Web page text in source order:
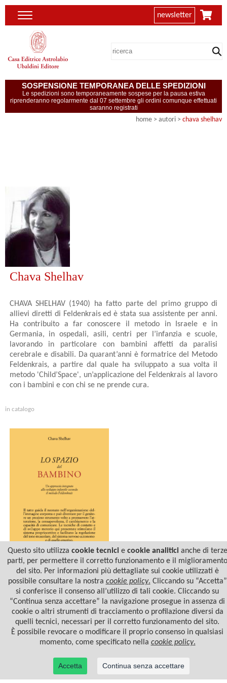
newsletter
SOSPENSIONE TEMPORANEA DELLE SPEDIZIONI
Le spedizioni sono temporaneamente sospese per la pausa estiva
riprenderanno regolarmente dal 07 settembre gli ordini comunque effettuati
saranno registrati
home > autori > chava shelhav
Chava Shelhav
CHAVA SHELHAV (1940) ha fatto parte del primo gruppo di
allievi diretti di Feldenkrais ed è stata sua assistente per anni.
Ha contribuito a far conoscere il metodo in Israele e in
Germania, in ospedali, asili, centri per l’infanzia e scuole,
lavorando in particolare con bambini affetti da paralisi
cerebrale e disabili. Da quarant’anni è formatrice del Metodo
Feldenkrais, a partire dal quale ha sviluppato a sua volta il
metodo 'Child’Space', un’applicazione del Feldenkrais al lavoro
con i bambini e con chi se ne prende cura.
in catalogo
LO SPAZIO DEL BAMBINO
Questo sito utilizza cookie tecnicie cookie analiticianche di terze
parti, per permettere il corretto funzionamento e il miglioramento
del sito. Per informazioni più dettagliate sui cookie utilizzati è
possibile consultare la nostra cookie policy. Cliccando su “Accetta”
si conferisce il consenso all’utilizzo di tali cookie. Cliccando su
“Continua senza accettare” la navigazione prosegue in assenza di
cookie o altri strumenti di tracciamento o profilazione diversi da
quelli tecnici, necessari per il corretto funzionamento del sito.
È possibile revocare o modificare il proprio consenso in qualsiasi
momento, come specificato nella cookie policy.
Accetta Continua senza accettare